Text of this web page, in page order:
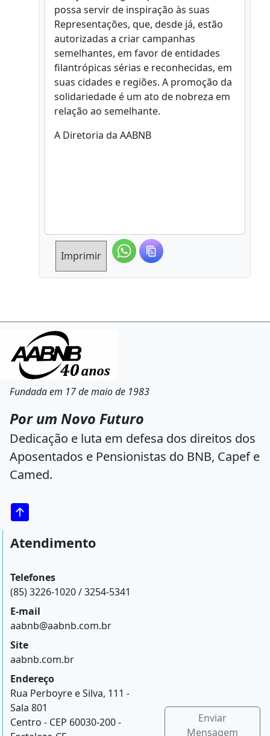
possa servir de inspiração às suas
Representações, que, desde já, estão
autorizadas a criar campanhas
semelhantes, em favor de entidades
filantrópicas sérias e reconhecidas, em
suas cidades e regiões. A promoção da
solidariedade é um ato de nobreza em
relação ao semelhante.
A Diretoria da AABNB
Imprimir
Fundada em 17 de maio de 1983
Por um Novo Futuro
Dedicação e luta em defesa dos direitos dos
Aposentados e Pensionistas do BNB, Capef e
Camed.
Atendimento
Telefones
(85) 3226-1020 / 3254-5341
E-mail
aabnb@aabnb.com.br
Site
aabnb.com.br
Endereço
Rua Perboyre e Silva, 111 -
Sala 801
Centro - CEP 60030-200 -
Enviar
Mensagem